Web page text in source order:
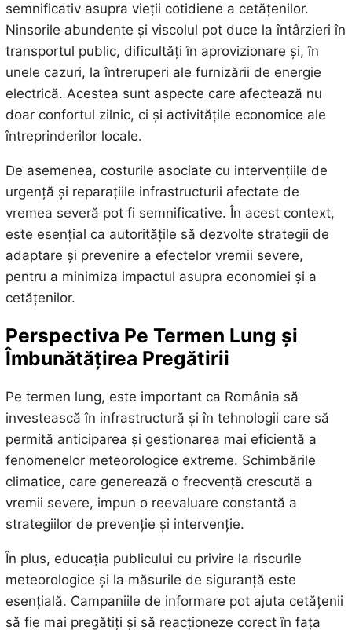
semnificativ asupra vieții cotidiene a cetățenilor.
Ninsorile abundente și viscolul pot duce la întârzieri în
transportul public, dificultăți în aprovizionare și, în
unele cazuri, la întreruperi ale furnizării de energie
electrică. Acestea sunt aspecte care afectează nu
doar confortul zilnic, ci și activitățile economice ale
întreprinderilor locale.
De asemenea, costurile asociate cu intervențiile de
urgență și reparațiile infrastructurii afectate de
vremea severă pot fi semnificative. În acest context,
este esențial ca autoritățile să dezvolte strategii de
adaptare și prevenire a efectelor vremii severe,
pentru a minimiza impactul asupra economiei și a
cetățenilor.
Perspectiva Pe Termen Lung și
Îmbunătățirea Pregătirii
Pe termen lung, este important ca România să
investească în infrastructură și în tehnologii care să
permită anticiparea și gestionarea mai eficientă a
fenomenelor meteorologice extreme. Schimbările
climatice, care generează o frecvență crescută a
vremii severe, impun o reevaluare constantă a
strategiilor de prevenție și intervenție.
În plus, educația publicului cu privire la riscurile
meteorologice și la măsurile de siguranță este
esențială. Campaniile de informare pot ajuta cetățenii
să fie mai pregătiți și să reacționeze corect în fața